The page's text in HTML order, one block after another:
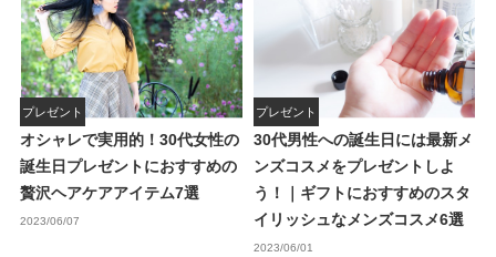
プレゼント
オシャレで実用的！30代女性の
誕生日プレゼントにおすすめの
贅沢ヘアケアアイテム7選
2023/06/07
プレゼント
30代男性への誕生日には最新メ
ンズコスメをプレゼントしよ
う！｜ギフトにおすすめのスタ
イリッシュなメンズコスメ6選
2023/06/01